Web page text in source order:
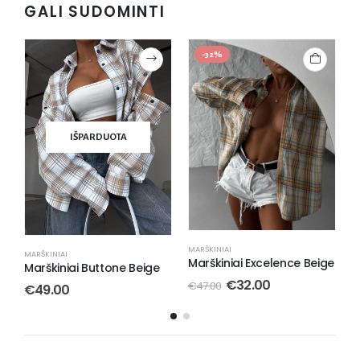
GALI SUDOMINTI
MARŠKINIAI
Marškiniai Excelence Beige
€47.00 € Marškiniai Alli Black
€